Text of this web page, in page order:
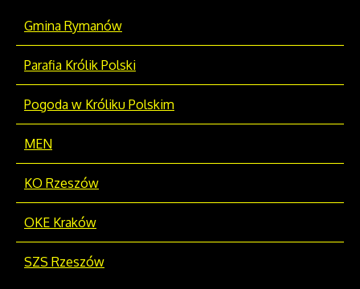
Gmina Rymanów
Parafia Królik Polski
Pogoda w Króliku Polskim
MEN
KO Rzeszów
OKE Kraków
SZS Rzeszów